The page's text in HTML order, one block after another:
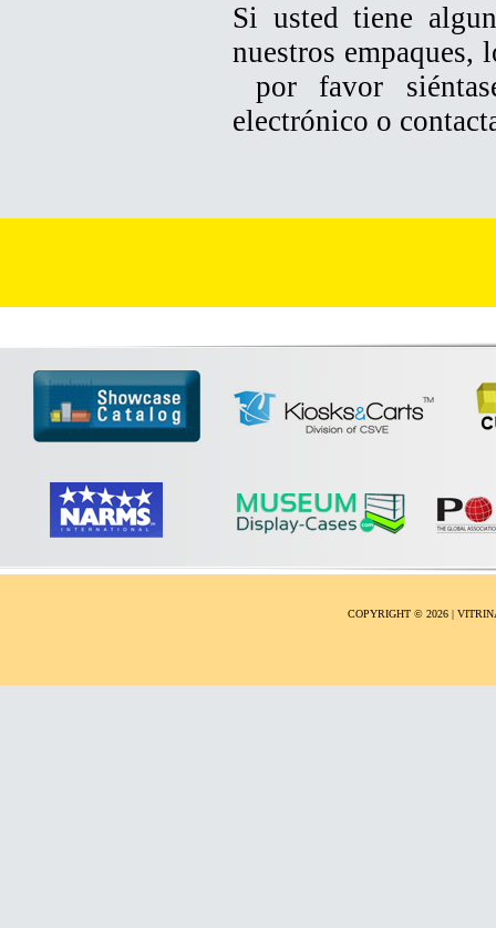
Si usted tiene
nuestros empaques,
por favor
electrónico o
COPYRIGHT © 2026 |